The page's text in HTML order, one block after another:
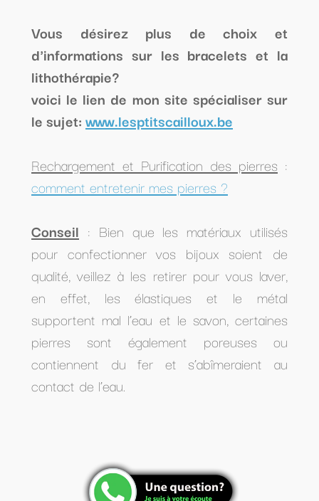
Vous désirez plus de choix et
d'informations sur les bracelets et la
lithothérapie?
voici le lien de mon site spécialiser sur
le sujet:www.lesptitscailloux.be
Rechargement et Purification des pierres :
comment entretenir mes pierres ?
Conseil : Bien que les matériaux utilisés
pour confectionner vos bijoux soient de
qualité, veillez à les retirer pour vous laver,
en effet, les élastiques et le métal
supportent mal l’eau et le savon, certaines
pierres sont également poreuses ou
contiennent du fer et s’abîmeraient au
contact de l’eau.